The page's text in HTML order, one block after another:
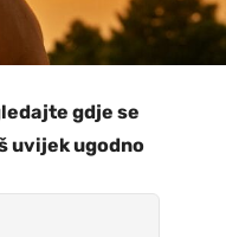
gdje se
uvijek ugodno